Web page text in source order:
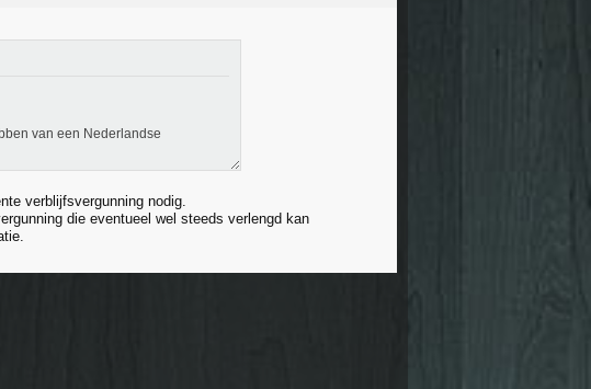
van een Nederlandse
verblijfsvergunning nodig.
die eventueel wel steeds verlengd kan